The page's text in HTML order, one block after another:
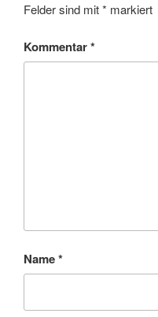
Felder sind mit* markiert
Kommentar*
Name*